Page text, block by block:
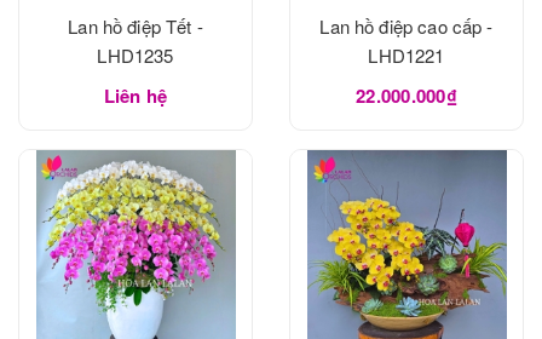
Lan hồ điệp Tết -
LHD1235
Liên hệ
Lan hồ điệp cao cấp -
LHD1221
22.000.000₫